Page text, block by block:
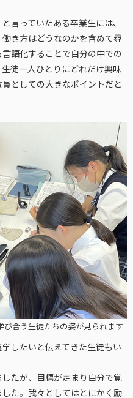
言っていたある卒業生には、
き方はどうなのかを含めて尋
語化することで自分の中での
徒一人ひとりにどれだけ興味
としての大きなポイントだと
合う生徒たちの姿が見られます
したいと伝えてきた生徒もい
たが、目標が定まり自分で覚
た。我々としてはとにかく励